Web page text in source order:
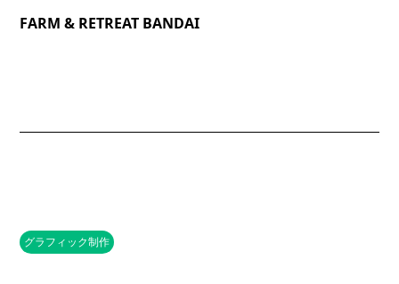
FARM & RETREAT BANDAI
グラフィック制作